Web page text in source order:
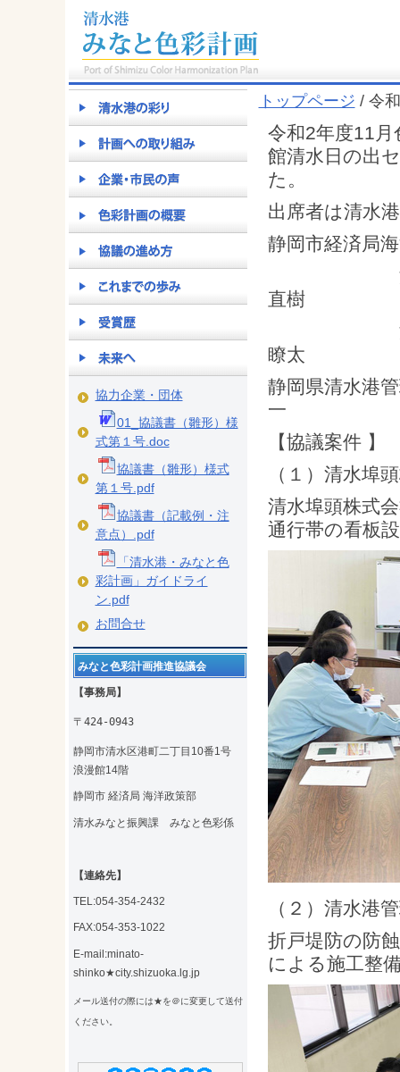
協力企業・団体
01_協議書（雛形）様
式第１号.doc
協議書（雛形）様式
第１号.pdf
協議書（記載例・注
意点）.pdf
「清水港・みなと色
彩計画」ガイドライ
ン.pdf
お問合せ
みなと色彩計画推進協議会
【事務局】
〒424-0943
静岡市清水区港町二丁目10番1号
浪漫館14階
静岡市 経済局 海洋政策部
清水みなと振興課 みなと色彩係
【連絡先】
TEL:054-354-2432
FAX:054-353-1022
E-mail:minato-
shinko★city.shizuoka.lg.jp
メール送付の際には★を＠に変更して送付
ください。
トップページ / 令
令和2年度11
館清水日の出
た。
出席者は清水
静岡市経済
海洋文化
直樹
海洋文化
瞭太
静岡県清
一
【協議案件 】
（１）清水
清水埠頭株式
通行帯の看板
（２）清水
折戸堤防の防
による施工整